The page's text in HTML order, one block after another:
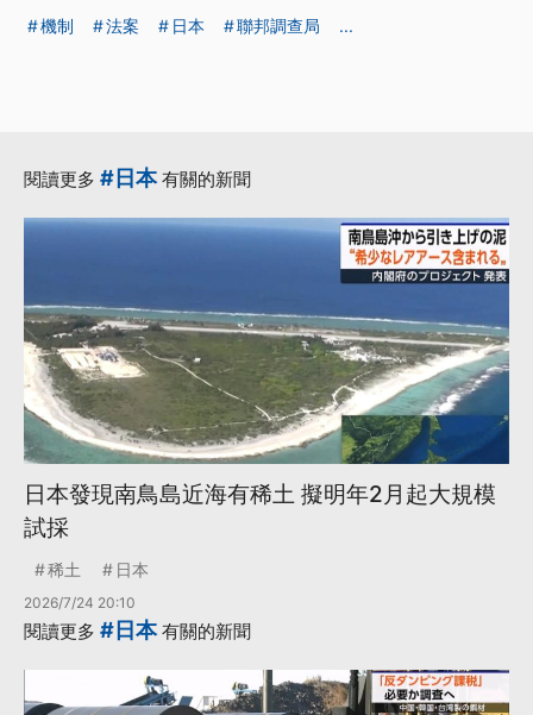
機制
法案 日本 聯邦調查局 ...
閱讀更多 #日本有關的新聞
日本發現南鳥島近海有稀土 擬明年2月起大規模
試採
稀土 日本
2026/7/24 20:10
閱讀更多 #日本有關的新聞